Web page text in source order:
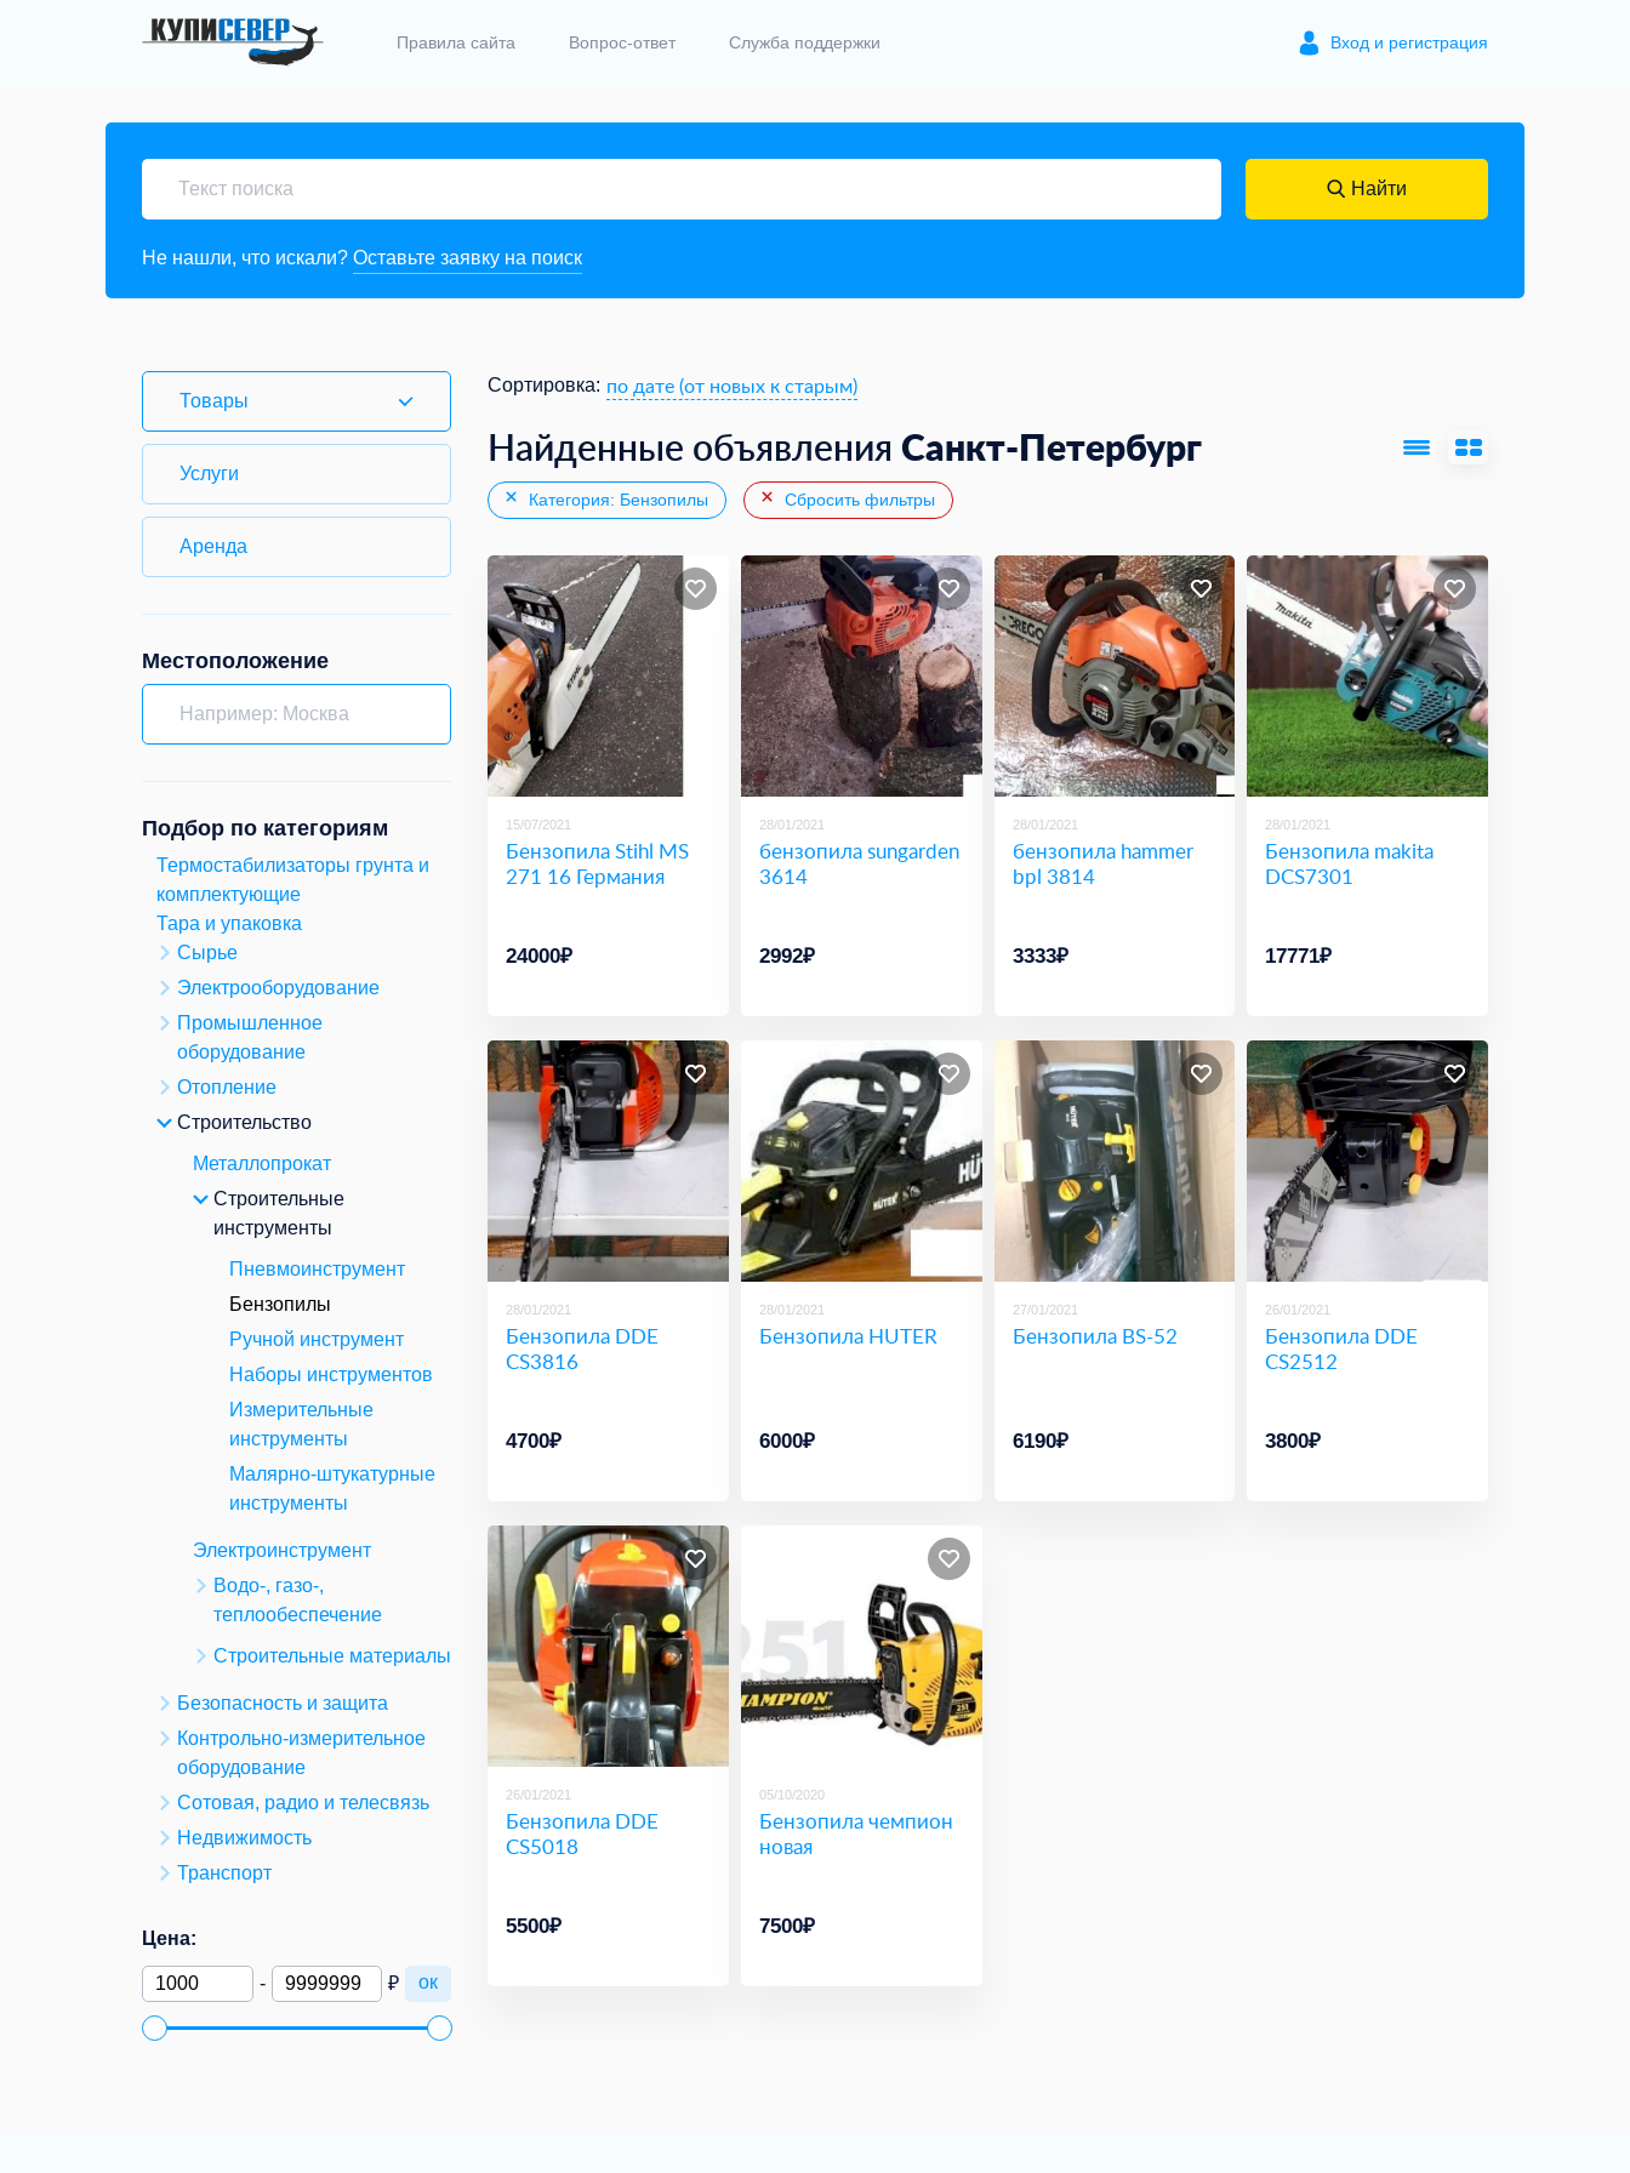
Правила сайта Вопрос-ответ Служба поддержки Вход и регистрация
Найти
Не нашли, что искали? Оставьте заявку на поиск
Товары
Услуги
Аренда
Местоположение
Подбор по категориям
Термостабилизаторы грунта и
комплектующие
Тара и упаковка
Сырье
Электрооборудование
Промышленное
оборудование
Отопление
Строительство
Металлопрокат
Строительные
инструменты
Пневмоинструмент
Бензопилы
Ручной инструмент
Наборы инструментов
Измерительные
инструменты
Малярно-штукатурные
инструменты
Электроинструмент
Водо-, газо-,
теплообеспечение
Строительные материалы
Безопасность и защита
Контрольно-измерительное
оборудование
Сотовая, радио и телесвязь
Недвижимость
Транспорт
Цена:
- ₽ ок
Сортировка: по дате (от новых к старым)
Найденные объявления Санкт-Петербург
Категория: Бензопилы Сбросить фильтры
15/07/2021
Бензопила Stihl MS
271 16 Германия
24000₽
28/01/2021
бензопила sungarden
3614
2992₽
28/01/2021
бензопила hammer
bpl 3814
3333₽
28/01/2021
Бензопила makita
DCS7301
17771₽
28/01/2021
Бензопила DDE
CS3816
4700₽
28/01/2021
Бензопила HUTER
6000₽
27/01/2021
Бензопила BS-52
6190₽
26/01/2021
Бензопила DDE
CS2512
3800₽
26/01/2021
Бензопила DDE
CS5018
5500₽
05/10/2020
Бензопила чемпион
новая
7500₽